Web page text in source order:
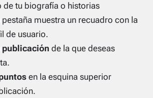
de tu biografía o historias
muestra un recuadro con la
de usuario.
de la que deseas
en la esquina superior